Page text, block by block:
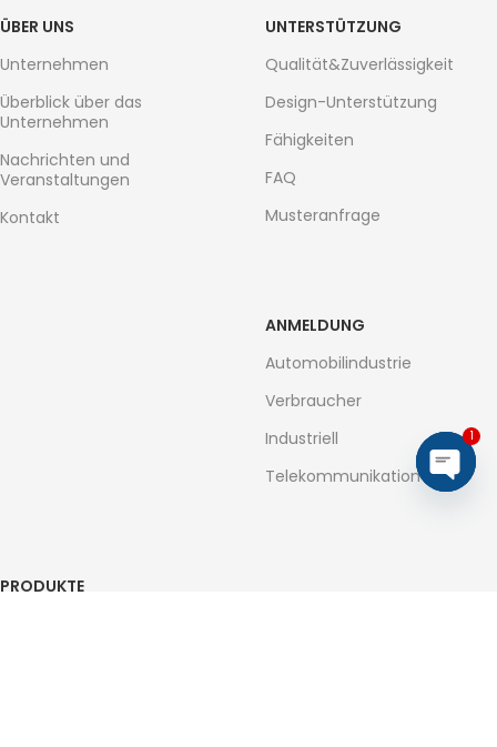
ÜBER UNS
Unternehmen
Überblick über das
Unternehmen
Nachrichten und
Veranstaltungen
Kontakt
UNTERSTÜTZUNG
Qualität&Zuverlässigkeit
Design-Unterstützung
Fähigkeiten
FAQ
Musteranfrage
ANMELDUNG
Automobilindustrie
Verbraucher
Industriell
Telekommunikation
PRODUKTE
1